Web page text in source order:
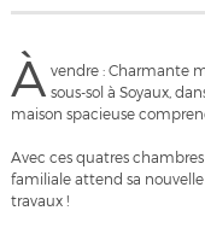
À vendre : Charmante
sous-sol à Soyaux,
maison spacieuse
Avec ces quatres
familiale attend sa
travaux !